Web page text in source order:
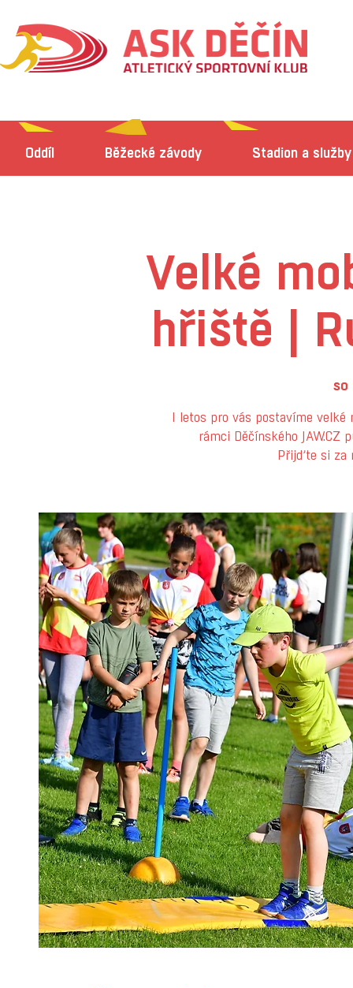
Oddíl Běžecké závody Stadion a služby
Velké
hřiště |
so
I letos pro vás postavíme
rámci Děčínského JAW.CZ
Přijďte si za